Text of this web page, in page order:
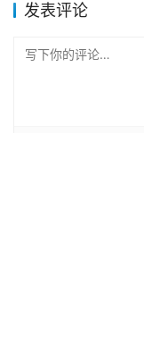
发表评论